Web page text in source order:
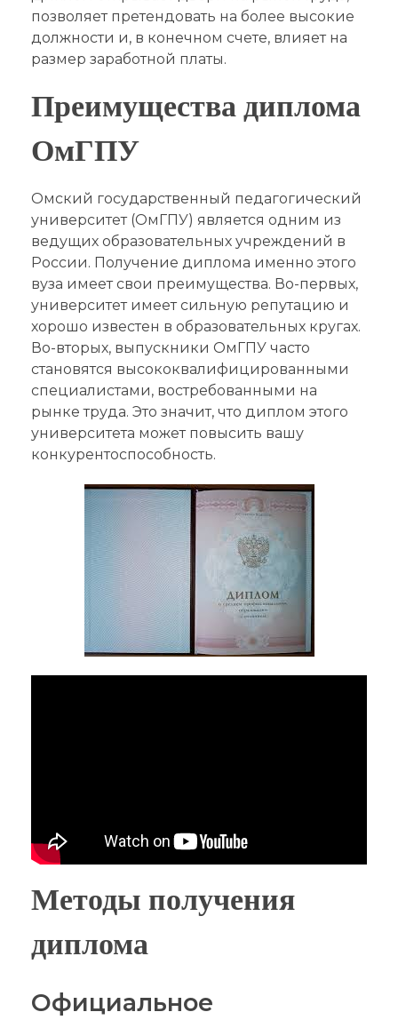
позволяет претендовать на более высокие
должности и, в конечном счете, влияет на
размер заработной платы.
Преимущества диплома
ОмГПУ
Омский государственный педагогический
университет (ОмГПУ) является одним из
ведущих образовательных учреждений в
России. Получение диплома именно этого
вуза имеет свои преимущества. Во-первых,
университет имеет сильную репутацию и
хорошо известен в образовательных кругах.
Во-вторых, выпускники ОмГПУ часто
становятся высококвалифицированными
специалистами, востребованными на
рынке труда. Это значит, что диплом этого
университета может повысить вашу
конкурентоспособность.
Методы получения
диплома
Официальное